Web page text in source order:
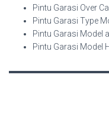
Pintu Garasi Over
Pintu Garasi Type
Pintu Garasi Model
Pintu Garasi Model